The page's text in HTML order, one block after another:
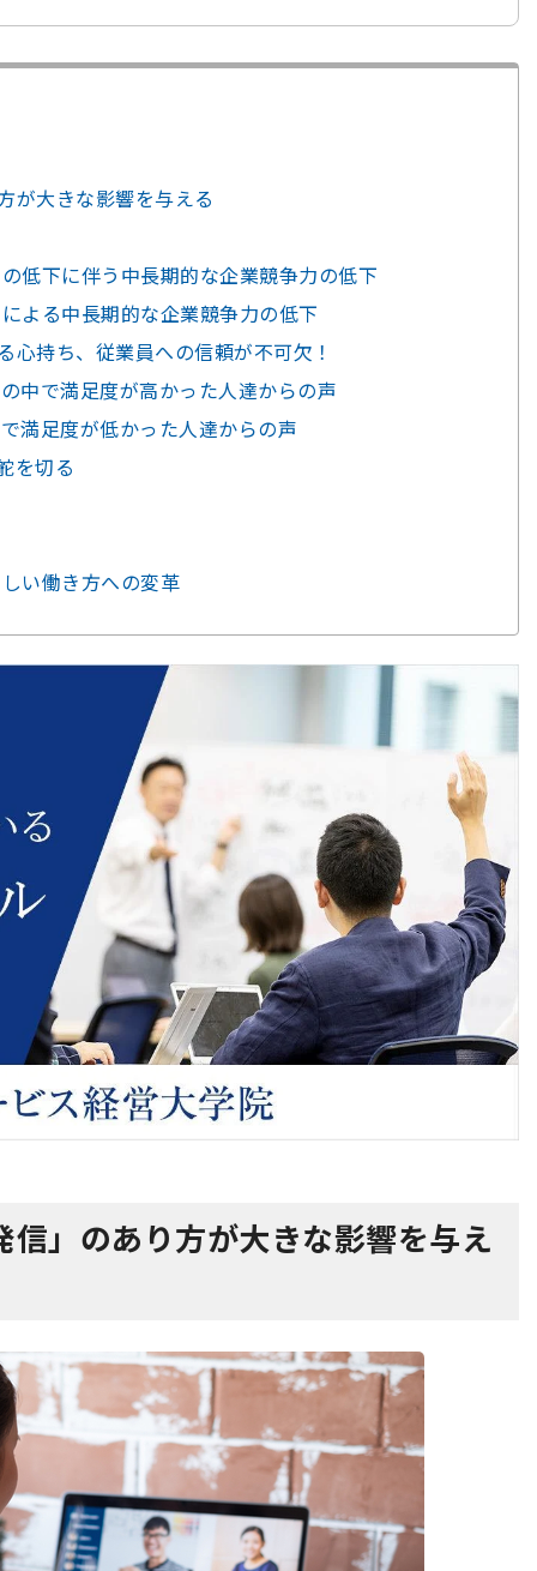
が大きな影響を与える
下に伴う中長期的な企業競争力の低下
る中長期的な企業競争力の低下
持ち、従業員への信頼が不可欠！
中で満足度が高かった人達からの声
満足度が低かった人達からの声
を切る
い働き方への変革
」のあり方が大きな影響を与え